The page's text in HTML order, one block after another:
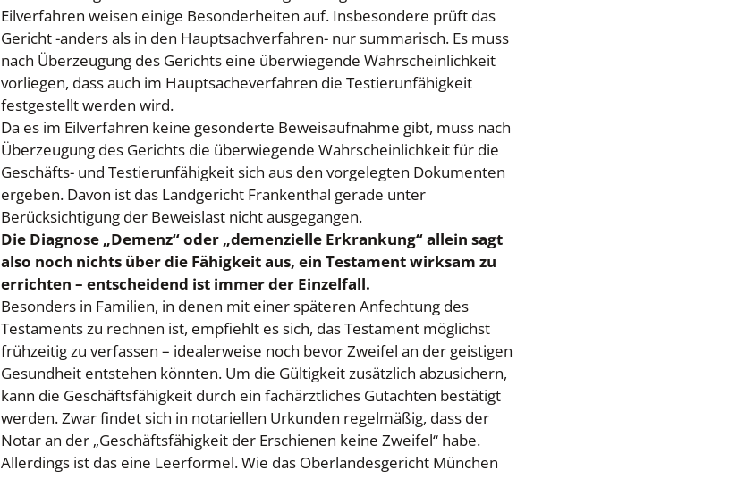
Eilverfahren weisen einige Besonderheiten auf. Insbesondere prüft das
Gericht -anders als in den Hauptsachverfahren- nur summarisch. Es muss
nach Überzeugung des Gerichts eine überwiegende Wahrscheinlichkeit
vorliegen, dass auch im Hauptsacheverfahren die Testierunfähigkeit
festgestellt werden wird.
Da es im Eilverfahren keine gesonderte Beweisaufnahme gibt, muss nach
Überzeugung des Gerichts die überwiegende Wahrscheinlichkeit für die
Geschäfts- und Testierunfähigkeit sich aus den vorgelegten Dokumenten
ergeben. Davon ist das Landgericht Frankenthal gerade unter
Berücksichtigung der Beweislast nicht ausgegangen.
Die Diagnose „Demenz“ oder „demenzielle Erkrankung“ allein sagt
also noch nichts über die Fähigkeit aus, ein Testament wirksam zu
errichten – entscheidend ist immer der Einzelfall.
Besonders in Familien, in denen mit einer späteren Anfechtung des
Testaments zu rechnen ist, empfiehlt es sich, das Testament möglichst
frühzeitig zu verfassen – idealerweise noch bevor Zweifel an der geistigen
Gesundheit entstehen könnten. Um die Gültigkeit zusätzlich abzusichern,
kann die Geschäftsfähigkeit durch ein fachärztliches Gutachten bestätigt
werden. Zwar findet sich in notariellen Urkunden regelmäßig, dass der
Notar an der „Geschäftsfähigkeit der Erschienen keine Zweifel“ habe.
Allerdings ist das eine Leerformel. Wie das Oberlandesgericht München